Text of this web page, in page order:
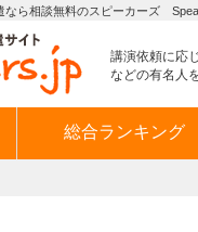
なら相談無料のスピーカーズ
講演依頼に応
などの有名人
総合ランキング